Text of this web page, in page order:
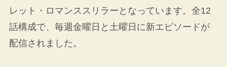
レット・ロマンススリラーとなっています。全12
話構成で、毎週金曜日と土曜日に新エピソードが
配信されました。